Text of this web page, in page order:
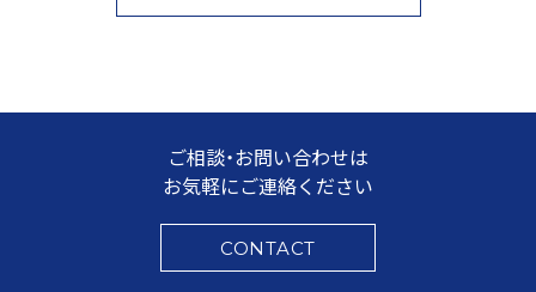
ご相談・お問い合わせは
お気軽にご連絡ください
CONTACT